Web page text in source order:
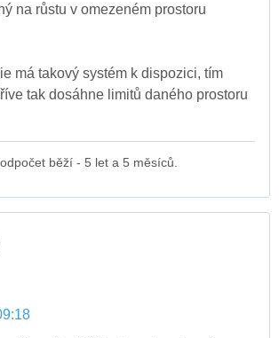
na růstu v omezeném prostoru
má takový systém k dispozici, tím
tak dosáhne limitů daného prostoru
běží - 5 let a 5 měsíců.